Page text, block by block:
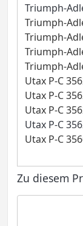
Triumph-
Triumph-
Triumph-
Triumph-
Triumph-
Utax P-C
Utax P-C
Utax P-C
Utax P-C
Utax P-C
Zu diesem